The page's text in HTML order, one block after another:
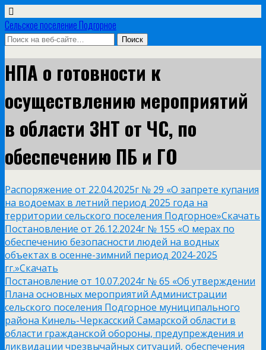
Сельское поселение Подгорное
НПА о готовности к
осуществлению мероприятий
в области ЗНТ от ЧС, по
обеспечению ПБ и ГО
Распоряжение от 22.04.2025г № 29 «О запрете купания
на водоемах в летний период 2025 года на
территории сельского поселения Подгорное»Скачать
Постановление от 26.12.2024г № 155 «О мерах по
обеспечению безопасности людей на водных
объектах в осенне-зимний период 2024-2025
гг.»Скачать
Постановление от 10.07.2024г № 65 «Об утверждении
Плана основных мероприятий Администрации
сельского поселения Подгорное муниципального
района Кинель-Черкасский Самарской области в
области гражданской обороны, предупреждения и
ликвидации чрезвычайных ситуаций, обеспечения